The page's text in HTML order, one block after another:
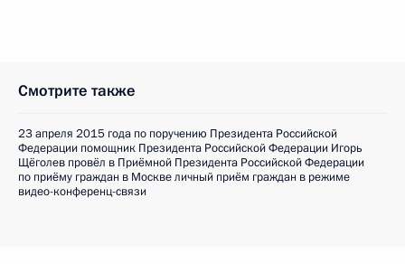
Смотрите также
23 апреля 2015 года по поручению Президента Российской
Федерации помощник Президента Российской Федерации Игорь
Щёголев провёл в Приёмной Президента Российской Федерации
по приёму граждан в Москве личный приём граждан в режиме
видео-конференц-связи